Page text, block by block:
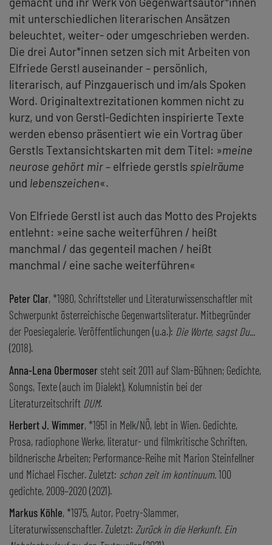
mit unterschiedlichen literarischen Ansätzen
beleuchtet, weiter- oder umgeschrieben werden.
Die drei Autor*innen setzen sich mit Arbeiten von
Elfriede Gerstl auseinander – persönlich,
literarisch, auf Pinzgauerisch und im/als Spoken
Word. Originaltextrezitationen kommen nicht zu
kurz, und von Gerstl-Gedichten inspirierte Texte
werden ebenso präsentiert wie ein Vortrag über
Gerstls Textansichtskarten mit dem Titel: »meine
neurose gehört mir– elfriede gerstls spielräume
und lebenszeichen«.
Von Elfriede Gerstl ist auch das Motto des Projekts
entlehnt: »eine sache weiterführen / heißt
manchmal / das gegenteil machen / heißt
manchmal / eine sache weiterführen«
Peter Clar, *1980, Schriftsteller und Literaturwissenschaftler mit
Schwerpunkt österreichische Gegenwartsliteratur. Mitbegründer
der Poesiegalerie. Veröffentlichungen (u.a.): Die Worte, sagst Du...
(2018).
Anna-Lena Obermoser steht seit 2011 auf Slam-Bühnen; Gedichte,
Songs, Texte (auch im Dialekt), Kolumnistin bei der
Literaturzeitschrift DUM.
Herbert J. Wimmer, *1951 in Melk/NÖ, lebt in Wien. Gedichte,
Prosa, radiophone Werke, literatur- und filmkritische Schriften,
bildnerische Arbeiten; Performance-Reihe mit Marion Steinfellner
und Michael Fischer. Zuletzt: schon zeit im kontinuum.100
gedichte, 2009–2020 (2021).
Markus Köhle, *1975, Autor, Poetry-Slammer,
Literaturwissenschaftler. Zuletzt: Zurück in die Herkunft. Ein